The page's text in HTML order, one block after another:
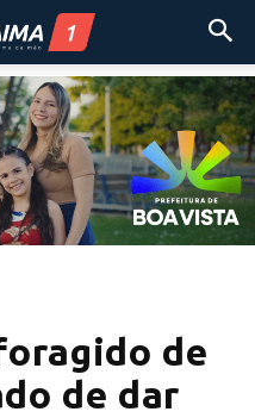
de
de dar